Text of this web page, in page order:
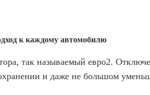
к каждому автомобилю
так называемый евро2.
и даже не большом